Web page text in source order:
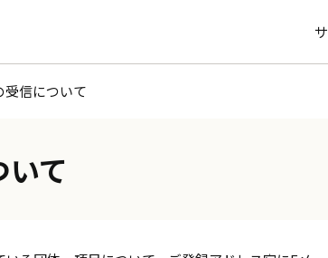
受信について
て